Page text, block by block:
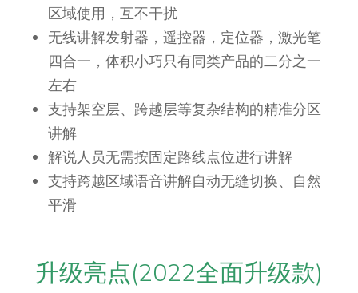
区域使用，互不干扰
无线讲解发射器，遥控器，定位器，激光笔
四合一，体积小巧只有同类产品的二分之一
左右
支持架空层、跨越层等复杂结构的精准分区
讲解
解说人员无需按固定路线点位进行讲解
支持跨越区域语音讲解自动无缝切换、自然
平滑
升级亮点(2022全面升级款)